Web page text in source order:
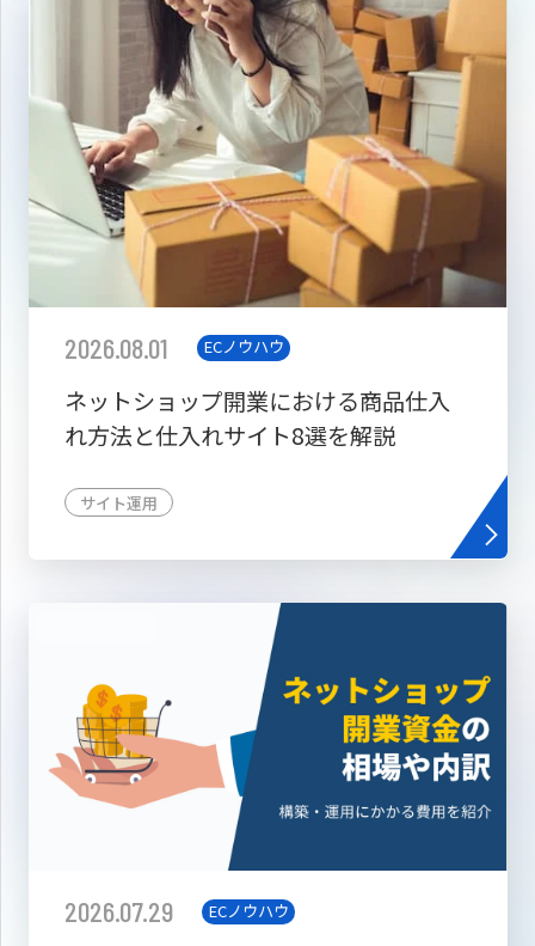
2026.08.01 ECノウハウ
ネットショップ開業における商品仕入
れ方法と仕入れサイト8選を解説
サイト運用
2026.07.29 ECノウハウ